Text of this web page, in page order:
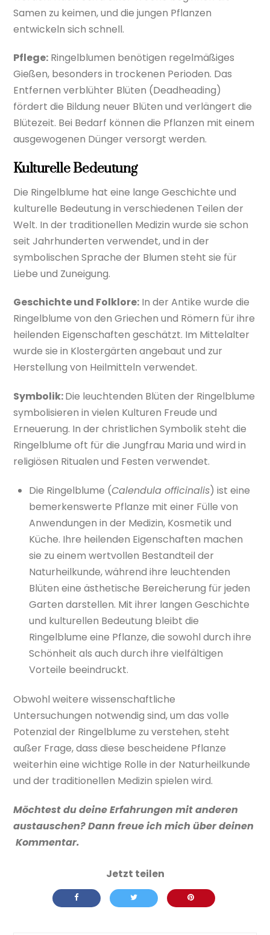
Samen zu keimen, und die jungen Pflanzen
entwickeln sich schnell.
Pflege: Ringelblumen benötigen regelmäßiges
Gießen, besonders in trockenen Perioden. Das
Entfernen verblühter Blüten (Deadheading)
fördert die Bildung neuer Blüten und verlängert die
Blütezeit. Bei Bedarf können die Pflanzen mit einem
ausgewogenen Dünger versorgt werden.
Kulturelle Bedeutung
Die Ringelblume hat eine lange Geschichte und
kulturelle Bedeutung in verschiedenen Teilen der
Welt. In der traditionellen Medizin wurde sie schon
seit Jahrhunderten verwendet, und in der
symbolischen Sprache der Blumen steht sie für
Liebe und Zuneigung.
Geschichte und Folklore: In der Antike wurde die
Ringelblume von den Griechen und Römern für ihre
heilenden Eigenschaften geschätzt. Im Mittelalter
wurde sie in Klostergärten angebaut und zur
Herstellung von Heilmitteln verwendet.
Symbolik:Die leuchtenden Blüten der Ringelblume
symbolisieren in vielen Kulturen Freude und
Erneuerung. In der christlichen Symbolik steht die
Ringelblume oft für die Jungfrau Maria und wird in
religiösen Ritualen und Festen verwendet.
Die Ringelblume (Calendula officinalis) ist eine
bemerkenswerte Pflanze mit einer Fülle von
Anwendungen in der Medizin, Kosmetik und
Küche. Ihre heilenden Eigenschaften machen
sie zu einem wertvollen Bestandteil der
Naturheilkunde, während ihre leuchtenden
Blüten eine ästhetische Bereicherung für jeden
Garten darstellen. Mit ihrer langen Geschichte
und kulturellen Bedeutung bleibt die
Ringelblume eine Pflanze, die sowohl durch ihre
Schönheit als auch durch ihre vielfältigen
Vorteile beeindruckt.
Obwohl weitere wissenschaftliche
Untersuchungen notwendig sind, um das volle
Potenzial der Ringelblume zu verstehen, steht
außer Frage, dass diese bescheidene Pflanze
weiterhin eine wichtige Rolle in der Naturheilkunde
und der traditionellen Medizin spielen wird.
Möchtest du deine Erfahrungen mit anderen
austauschen? Dann freue ich mich über deinen
Kommentar.